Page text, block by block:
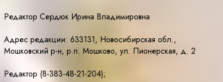
Редактор Сердюк Ирина Владимировна
Адрес редакции: 633131, Новосибирская обл.,
Мошковский р-н, р.п. Мошково, ул. Пионерская, д. 2
Редактор (8-383-48-21-204);